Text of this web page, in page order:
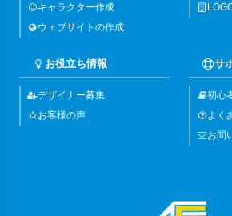
キャラクター作成
ウェブサイトの作成
お役立ち情報
デザイナー募集
お客様の声
サ
初心
よく
お問